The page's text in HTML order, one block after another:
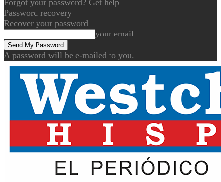
Forgot your password? Get help
Password recovery
Recover your password
your email
A password will be e-mailed to you.